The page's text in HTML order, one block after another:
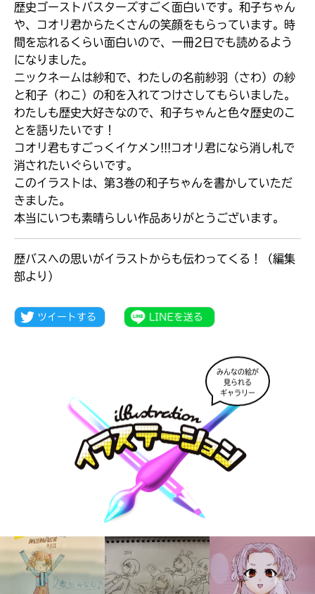
本を飛び出して
みんなとおしゃべり
大人気
シリーズに
出会える
歴史ゴーストバスターズすごく面白いです。和子ちゃん
や、コオリ君からたくさんの笑顔をもらっています。時
間を忘れるくらい面白いので、一冊2日でも読めるよう
になりました。
ニックネームは紗和で、わたしの名前紗羽（さわ）の紗
と和子（わこ）の和を入れてつけさしてもらいました。
わたしも歴史大好きなので、和子ちゃんと色々歴史のこ
とを語りたいです！
コオリ君もすごっくイケメン!!!コオリ君になら消し札で
消されたいぐらいです。
このイラストは、第3巻の和子ちゃんを書かしていただ
きました。
本当にいつも素晴らしい作品ありがとうございます。
歴バスへの思いがイラストからも伝わってくる！（編集
部より）
みんなの絵が
見られる
ギャラリー